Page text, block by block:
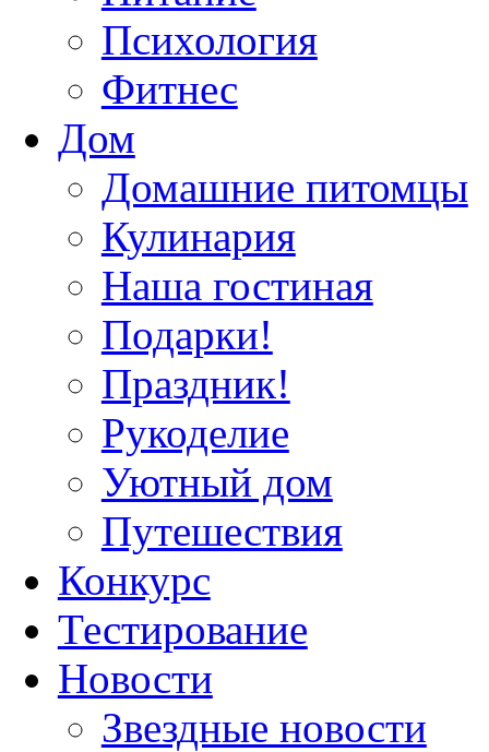
Психология
Фитнес
Дом
Домашние питомцы
Кулинария
Наша гостиная
Подарки!
Праздник!
Рукоделие
Уютный дом
Путешествия
Конкурс
Тестирование
Новости
Звездные новости